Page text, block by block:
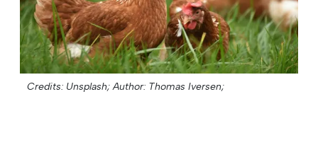
Credits: Unsplash; Author: Thomas Iversen;